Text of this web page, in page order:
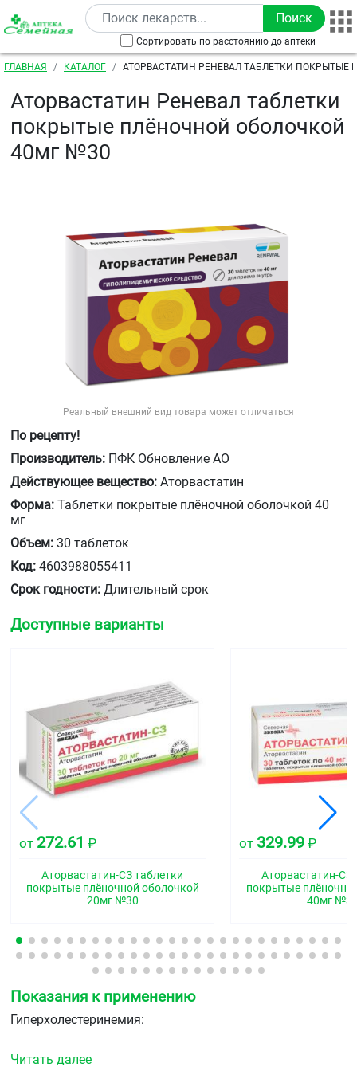
Перейти к основному содержанию
Сортировать по расстоянию до аптеки
Строка навигации
ГЛАВНАЯ КАТАЛОГ
АТОРВАСТАТИН РЕНЕВАЛ ТАБЛЕТКИ ПОКРЫТЫЕ
Аторвастатин Реневал таблетки
покрытые плёночной оболочкой
40мг №30
Реальный внешний вид товара может отличаться
По рецепту!
Производитель: ПФК Обновление АО
Действующее вещество: Аторвастатин
Форма: Таблетки покрытые плёночной оболочкой 40
мг
Объем: 30 таблеток
Код: 4603988055411
Срок годности: Длительный срок
Доступные варианты
от 272.61 ₽
Аторвастатин-СЗ таблетки
покрытые плёночной оболочкой
20мг №30
от 329.99 ₽
Аторвастатин-СЗ
покрытые
40мг
Показания к применению
Гиперхолестеринемия:
повышенного общего ХС, ХС-ЛПНП, апо-В и ТГ у
Читать далее